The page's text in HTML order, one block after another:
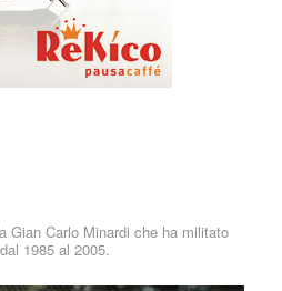
Gian Carlo Minardi che ha militato
1985 al 2005.